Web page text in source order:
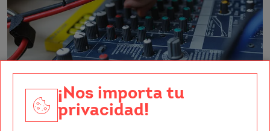
Si estás pensando en trabajar en la industria
audiovisual seguramente te estarás preguntando sobre
los salarios que perciben los profesionales
¡Nos importa tu
privacidad!